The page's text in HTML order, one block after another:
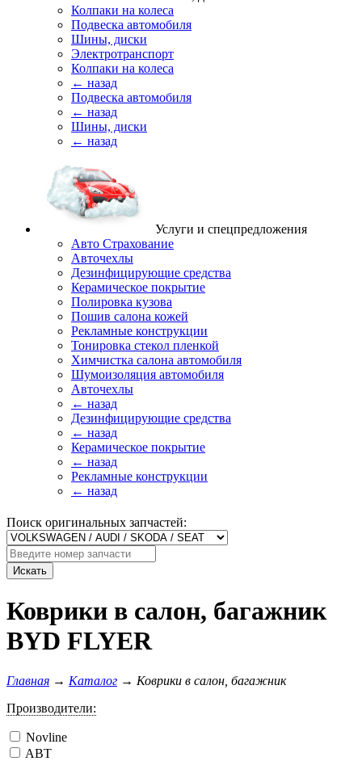
Колпаки на колеса
Подвеска автомобиля
Шины, диски
Электротранспорт
Колпаки на колеса
← назад
Подвеска автомобиля
← назад
Шины, диски
← назад
Услуги и спецпредложения
Авто Страхование
Авточехлы
Дезинфицирующие средства
Керамическое покрытие
Полировка кузова
Пошив салона кожей
Рекламные конструкции
Тонировка стекол пленкой
Химчистка салона автомобиля
Шумоизоляция автомобиля
Авточехлы
← назад
Дезинфицирующие средства
← назад
Керамическое покрытие
← назад
Рекламные конструкции
← назад
Поиск оригинальных запчастей:
Искать
Коврики в салон, багажник
BYD FLYER
Главная → Каталог → Коврики в салон, багажник
Производители:
Novline
ABT